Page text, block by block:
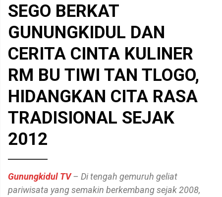
SEGO BERKAT
GUNUNGKIDUL DAN
CERITA CINTA KULINER
RM BU TIWI TAN TLOGO,
HIDANGKAN CITA RASA
TRADISIONAL SEJAK
2012
Gunungkidul TV– Di tengah gemuruh geliat
pariwisata yang semakin berkembang sejak 2008,